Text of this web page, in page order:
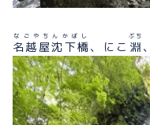
名越屋沈下橋
なごやちんかばし
、にこ 淵
ぶち
、